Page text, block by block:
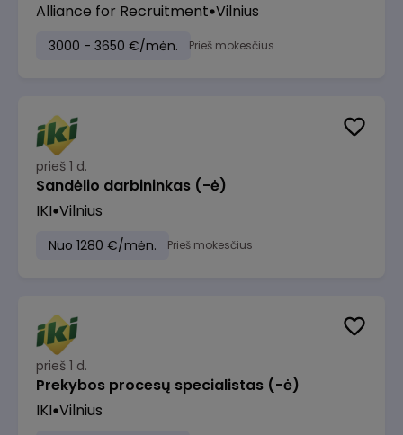
Alliance for Recruitment Vilnius
3000 - 3650 €/mėn. Prieš mokesčius
prieš 1 d.
Sandėlio darbininkas (-ė)
IKI Vilnius
Nuo 1280 €/mėn. Prieš mokesčius
prieš 1 d.
Prekybos procesų specialistas (-ė)
IKI Vilnius